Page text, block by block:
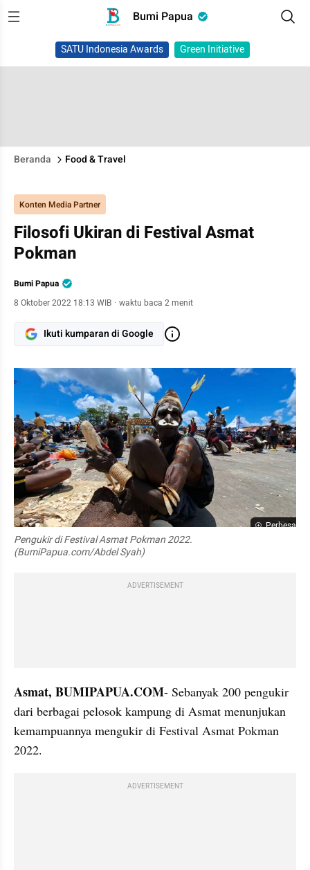
Bumi Papua
SATU Indonesia Awards Green Initiative
Beranda Food & Travel
Konten Media Partner
Filosofi Ukiran di Festival Asmat
Pokman
Bumi Papua
8 Oktober 2022 18:13 WIB · waktu baca 2 menit
Ikuti kumparan di Google
Perbesar
Pengukir di Festival Asmat Pokman 2022.
(BumiPapua.com/Abdel Syah)
ADVERTISEMENT
Asmat, BUMIPAPUA.COM- Sebanyak 200 pengukir
dari berbagai pelosok kampung di Asmat menunjukan
kemampuannya mengukir di Festival Asmat Pokman
2022.
ADVERTISEMENT